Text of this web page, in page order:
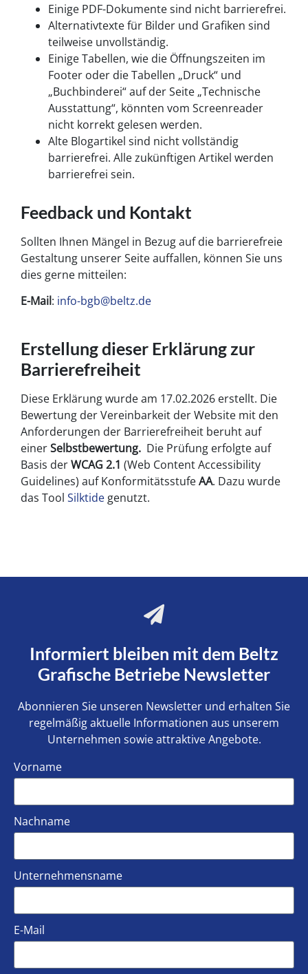
Einige PDF-Dokumente sind nicht barrierefrei.
Alternativtexte für Bilder und Grafiken sind
teilweise unvollständig.
Einige Tabellen, wie die Öffnungszeiten im
Footer oder die Tabellen „Druck“ und
„Buchbinderei“ auf der Seite „Technische
Ausstattung“, könnten vom Screenreader
nicht korrekt gelesen werden.
Alte Blogartikel sind nicht vollständig
barrierefrei. Alle zukünftigen Artikel werden
barrierefrei sein.
Feedback und Kontakt
Sollten Ihnen Mängel in Bezug auf die barrierefreie
Gestaltung unserer Seite auffallen, können Sie uns
dies gerne mitteilen:
E-Mail: info-bgb@beltz.de
Erstellung dieser Erklärung zur
Barrierefreiheit
Diese Erklärung wurde am 17.02.2026 erstellt. Die
Bewertung der Vereinbarkeit der Website mit den
Anforderungen der Barrierefreiheit beruht auf
einerSelbstbewertung. Die Prüfung erfolgte auf
Basis derWCAG 2.1 (Web Content Accessibility
Guidelines) auf KonformitätsstufeAA. Dazu wurde
das Tool Silktide genutzt.
Informiert bleiben mit dem Beltz
Grafische Betriebe Newsletter
Abonnieren Sie unseren Newsletter und erhalten Sie
regelmäßig aktuelle Informationen aus unserem
Unternehmen sowie attraktive Angebote.
Vorname
Nachname
Unternehmensname
E-Mail